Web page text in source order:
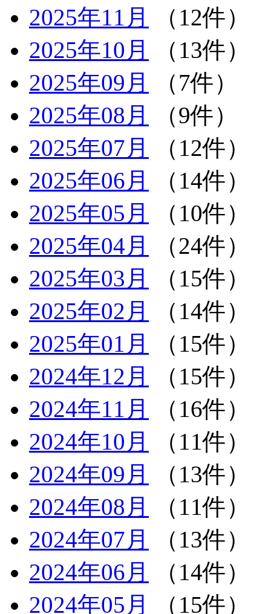
2025年11月
（12件）
2025年10月
（13件）
2025年09月
（7件）
2025年08月
（9件）
2025年07月
（12件）
2025年06月
（14件）
2025年05月
（10件）
2025年04月
（24件）
2025年03月
（15件）
2025年02月
（14件）
2025年01月
（15件）
2024年12月
（15件）
2024年11月
（16件）
2024年10月
（11件）
2024年09月
（13件）
2024年08月
（11件）
2024年07月
（13件）
2024年06月
（14件）
2024年05月
（15件）